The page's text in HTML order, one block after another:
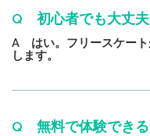
Q 初心者でも大丈夫
A はい。フリースケート
します。
Q 無料で体験できる